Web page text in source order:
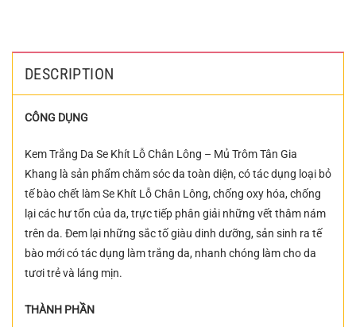
DESCRIPTION
CÔNG DỤNG
Kem Trắng Da Se Khít Lỗ Chân Lông – Mủ Trôm Tân Gia
Khang là sản phẩm chăm sóc da toàn diện, có tác dụng loại bỏ
tế bào chết làm Se Khít Lỗ Chân Lông, chống oxy hóa, chống
lại các hư tổn của da, trực tiếp phân giải những vết thâm nám
trên da. Đem lại những sắc tố giàu dinh dưỡng, sản sinh ra tế
bào mới có tác dụng làm trắng da, nhanh chóng làm cho da
tươi trẻ và láng mịn.
THÀNH PHẦN